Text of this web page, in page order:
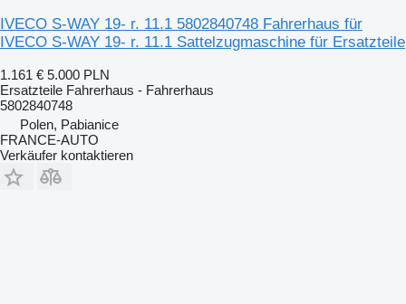
IVECO S-WAY 19- r. 11.1 5802840748 Fahrerhaus für
IVECO S-WAY 19- r. 11.1 Sattelzugmaschine für Ersatzteile
1.161 € 5.000 PLN
Ersatzteile Fahrerhaus - Fahrerhaus
5802840748
Polen, Pabianice
FRANCE-AUTO
Verkäufer kontaktieren